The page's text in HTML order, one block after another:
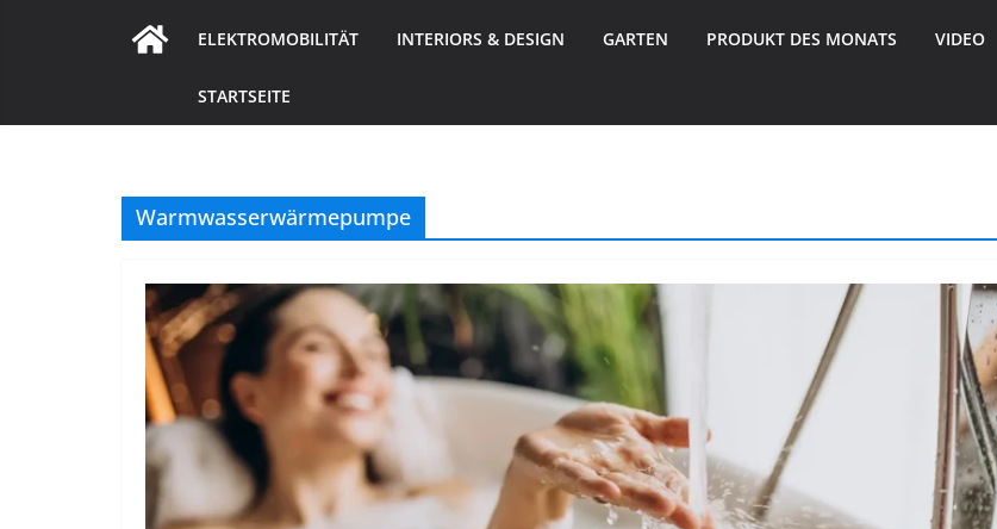
ELEKTROMOBILITÄT INTERIORS & DESIGN GARTEN PRODUKT DES MONATS VIDEO
STARTSEITE
Warmwasserwärmepumpe